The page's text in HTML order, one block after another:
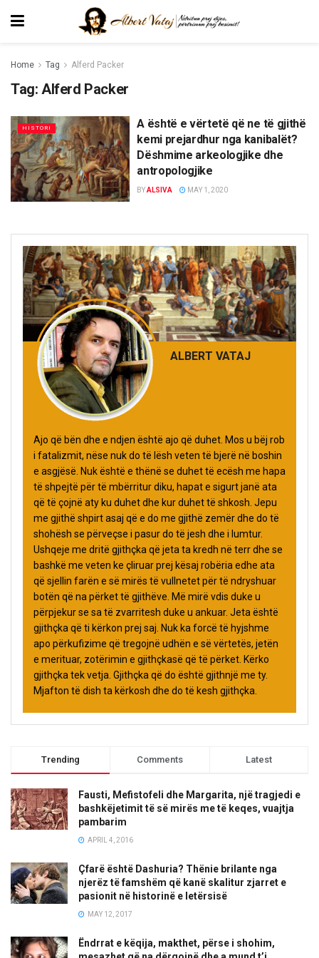
Home Tag Alferd Packer
Tag: Alferd Packer
HISTORI
A është e vërtetë që ne të gjithë
kemi prejardhur nga kanibalët?
Dëshmime arkeologjike dhe
antropologjike
BYALSIVA MAY 1, 2020
ALBERT VATAJ
Ajo që bën dhe e ndjen është ajo që duhet. Mos u bëj rob
i fatalizmit, nëse nuk do të lësh veten të bjerë në boshin
e asgjësë. Nuk është e thënë se duhet të ecësh me hapa
të shpejtë për të mbërritur diku, hapat e sigurt janë ata
që të çojnë aty ku duhet dhe kur duhet të shkosh. Jepu
me gjithë shpirt asaj që e do me gjithë zemër dhe do të
shohësh se përveçse i pasur do të jesh dhe i lumtur.
Ushqeje me dritë gjithçka që jeta ta kredh në terr dhe se
bashkë me veten ke çliruar prej kësaj robëria edhe ata
që sjellin farën e së mirës të vullnetet për të ndryshuar
botën që na përket të gjithëve. Më mirë vdis duke u
përpjekur se sa të zvarritesh duke u ankuar. Jeta është
gjithçka që ti kërkon prej saj. Nuk ka forcë të hyjshme
apo përkufizime që tregojnë udhën e së vërtetës, jetën
e merituar, zotërimin e gjithçkasë që të përket. Kërko
gjithçka tek vetja. Gjithçka që do është gjithnjë me ty.
Mjafton të dish ta kërkosh dhe do të kesh gjithçka.
Trending Comments Latest
Fausti, Mefistofeli dhe Margarita, një tragjedi e
bashkëjetimit të së mirës me të keqes, vuajtja
pambarim
APRIL 4, 2016
Çfarë është Dashuria? Thënie brilante nga
njerëz të famshëm që kanë skalitur zjarret e
pasionit në historinë e letërsisë
MAY 12, 2017
Ëndrrat e këqija, makthet, përse i shohim,